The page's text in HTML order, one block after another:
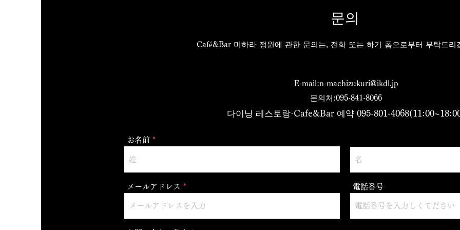
문의
Café&Bar 미하라 정원에 관한 문의는, 전화 또는 하기 폼으로부터 부탁드리
E-mail:n-machizukuri@ikdl.jp
문의처:095-841-8066
다이닝 레스토랑·Cafe&Bar 예약 095-801-
お名前
メールアドレス 電話番号